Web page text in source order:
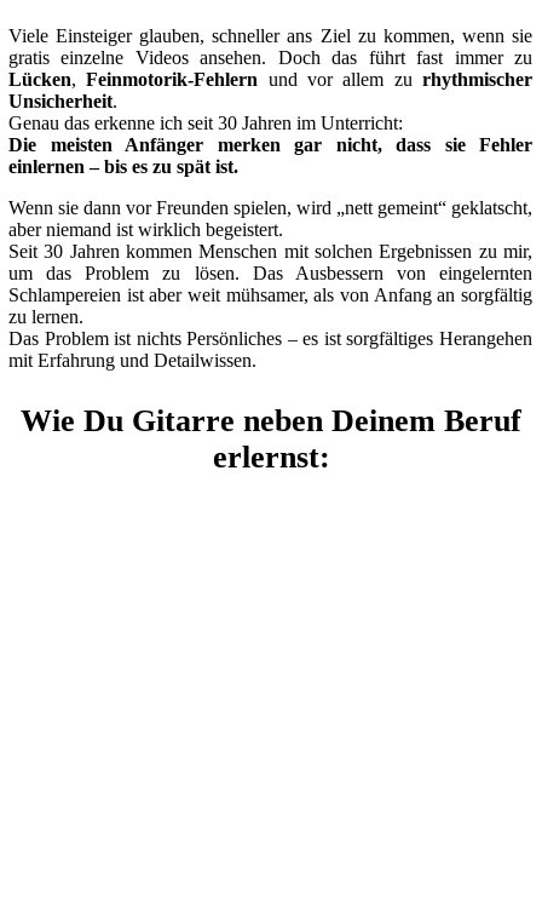
Viele Einsteiger glauben, schneller ans Ziel zu kommen, wenn sie
gratis einzelne Videos ansehen. Doch das führt fast immer zu
Lücken,Feinmotorik-Fehlern und vor allem zurhythmischer
Unsicherheit.
Genau das erkenne ich seit 30 Jahren im Unterricht:
Die meisten Anfänger merken gar nicht, dass sie Fehler
einlernen – bis es zu spät ist.
Wenn sie dann vor Freunden spielen, wird „nett gemeint“ geklatscht,
aber niemand ist wirklich begeistert.
Seit 30 Jahren kommen Menschen mit solchen Ergebnissen zu mir,
um das Problem zu lösen. Das Ausbessern von eingelernten
Schlampereien ist aber weit mühsamer, als von Anfang an sorgfältig
zu lernen.
Das Problem ist nichts Persönliches – es ist sorgfältiges Herangehen
mit Erfahrung und Detailwissen.
Wie Du Gitarre neben Deinem Beruf
erlernst: